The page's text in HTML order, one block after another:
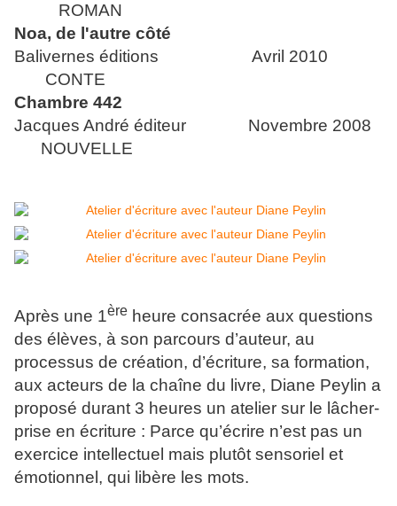
ROMAN
Noa, de l'autre côté
Balivernes éditions Avril 2010
CONTE
Chambre 442
Jacques André éditeur Novembre 2008
NOUVELLE
Après une 1ère heure consacrée aux questions
des élèves, à son parcours d’auteur, au
processus de création, d’écriture, sa formation,
aux acteurs de la chaîne du livre, Diane Peylin a
proposé durant 3 heures un atelier sur le lâcher-
prise en écriture : Parce qu’écrire n’est pas un
exercice intellectuel mais plutôt sensoriel et
émotionnel, qui libère les mots.